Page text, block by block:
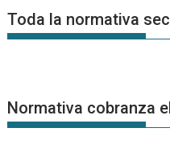
Noticias
Toda la normativa
Normativa cobranza